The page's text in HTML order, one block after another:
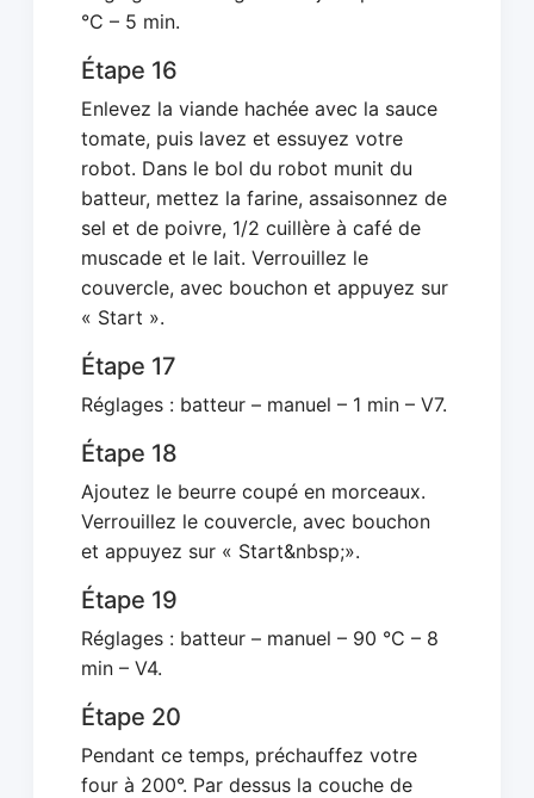
°C – 5 min.
Étape 16
Enlevez la viande hachée avec la sauce
tomate, puis lavez et essuyez votre
robot. Dans le bol du robot munit du
batteur, mettez la farine, assaisonnez de
sel et de poivre, 1/2 cuillère à café de
muscade et le lait. Verrouillez le
couvercle, avec bouchon et appuyez sur
« Start ».
Étape 17
Réglages : batteur – manuel – 1 min – V7.
Étape 18
Ajoutez le beurre coupé en morceaux.
Verrouillez le couvercle, avec bouchon
et appuyez sur « Start&nbsp;».
Étape 19
Réglages : batteur – manuel – 90 °C – 8
min – V4.
Étape 20
Pendant ce temps, préchauffez votre
four à 200°. Par dessus la couche de